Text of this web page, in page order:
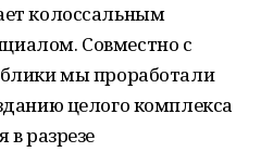
колоссальным
Совместно с
мы проработали
целого комплекса
в разрезе